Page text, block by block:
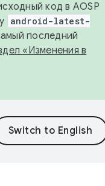
код в AOSP
android-latest-
последний
«Изменения в